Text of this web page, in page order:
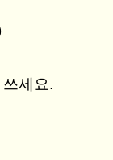
세요.